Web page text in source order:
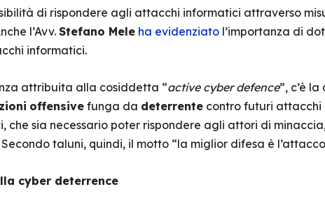
di rispondere agli attacchi informatici attraverso
l’Avv. Stefano Mele ha evidenziatol’importanza di
informatici.
attribuita alla cosiddetta “active cyber defence”, c’è
offensivefunga da deterrentecontro futuri attacchi
che sia necessario poter rispondere agli attori di
Secondo taluni, quindi, il motto “la miglior difesa è
cyber deterrence